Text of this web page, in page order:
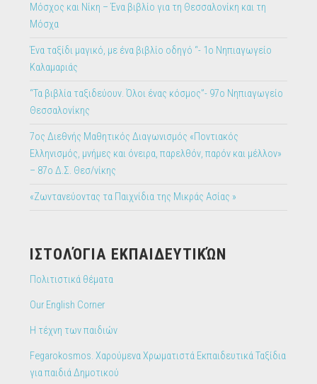
Μόσχος και Νίκη – Ένα βιβλίο για τη Θεσσαλονίκη και τη
Μόσχα
Ένα ταξίδι μαγικό, με ένα βιβλίο οδηγό “- 1ο Νηπιαγωγείο
Καλαμαριάς
“Τα βιβλία ταξιδεύουν. Όλοι ένας κόσμος”- 97ο Νηπιαγωγείο
Θεσσαλονίκης
7ος Διεθνής Μαθητικός Διαγωνισμός «Ποντιακός
Ελληνισμός, μνήμες και όνειρα, παρελθόν, παρόν και μέλλον»
– 87ο Δ.Σ. Θεσ/νίκης
«Ζωντανεύοντας τα Παιχνίδια της Μικράς Ασίας »
IΣΤΟΛΌΓΙΑ ΕΚΠΑΙΔΕΥΤΙΚΏΝ
Πολιτιστικά θέματα
Our English Corner
Η τέχνη των παιδιών
Fegarokosmos. Χαρούμενα Χρωματιστά Εκπαιδευτικά Ταξίδια
για παιδιά Δημοτικού